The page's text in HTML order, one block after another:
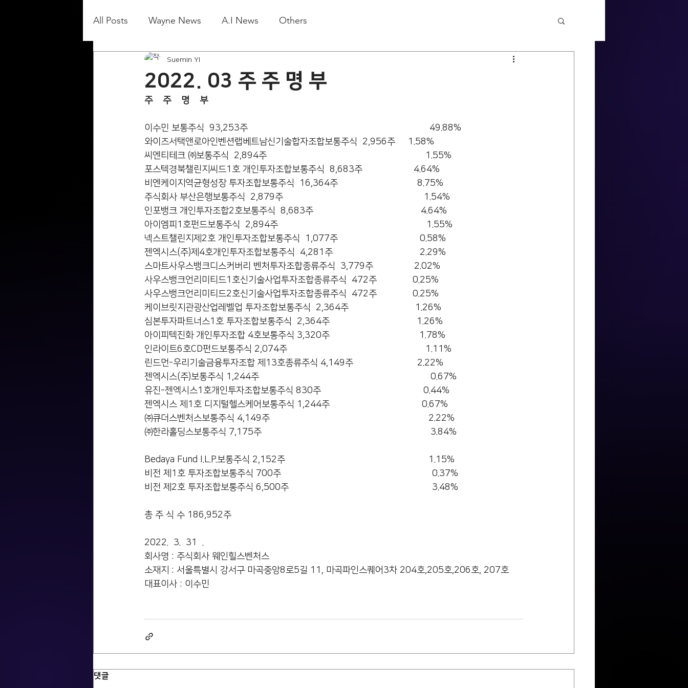
All Posts Wayne News A.I News Others
2022. 03 주 주 명 부
Suemin YI
주    주    명    부
이수민 보통주식  93,253주                                                                       49.88%
와이즈서택앤로아인벤션랩베트남신기술합자조합보통주식  2,956주     1.58%
씨엔티테크 ㈜보통주식  2,894주                                                              1.55%
포스텍경북챌린지씨드1호 개인투자조합보통주식  8,683주                    4.64%
비엔케이지역균형성장 투자조합보통주식  16,364주                               8.75%
주식회사 부산은행보통주식  2,879주                                                       1.54%
인포뱅크 개인투자조합2호보통주식  8,683주                                          4.64%
아이엠피1호펀드보통주식  2,894주                                                          1.55%
넥스트챌린지제2호 개인투자조합보통주식  1,077주                                0.58%
젠엑시스(주)제4호개인투자조합보통주식  4,281주                                  2.29%
스마트사우스뱅크디스커버리 벤처투자조합종류주식  3,779주                2.02%
사우스뱅크언리미티드1호신기술사업투자조합종류주식  472주              0.25%
사우스뱅크언리미티드2호신기술사업투자조합종류주식  472주              0.25%
케이브릿지관광산업레벨업 투자조합보통주식  2,364주                          1.26%
심본투자파트너스1호 투자조합보통주식  2,364주                                  1.26%
아이피텍진화 개인투자조합 4호보통주식 3,320주                                   1.78%
인라이트6호CD펀드보통주식 2,074주                                                      1.11%
린드먼-우리기술금융투자조합 제13호종류주식 4,149주                         2.22%
젠엑시스(주)보통주식 1,244주                                                                   0.67%
유진-젠엑시스1호개인투자조합보통주식 830주                                        0.44%
젠엑시스 제1호 디지털헬스케어보통주식 1,244주                                    0.67%
㈜큐더스벤처스보통주식 4,149주                                                              2.22%
㈜한라홀딩스보통주식 7,175주                                                                  3.84%
Bedaya Fund I.L.P.보통주식 2,152주                                                        1.15%
비전 제1호 투자조합보통주식 700주                                                           0.37%
비전 제2호 투자조합보통주식 6,500주                                                        3.48%
총 주 식 수 186,952주
2022.  3.  31  .
회사명 : 주식회사 웨인힐스벤처스
소재지 : 서울특별시 강서구 마곡중앙8로5길 11, 마곡파인스퀘어3차 204호,205호,206호, 207호
대표이사 : 이수민
댓글